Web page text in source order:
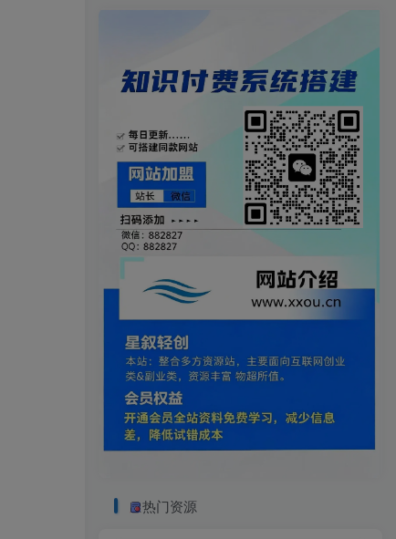
热门资源